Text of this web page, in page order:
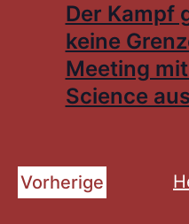
Der Kampf
keine
Meeting
Science
Vorherige